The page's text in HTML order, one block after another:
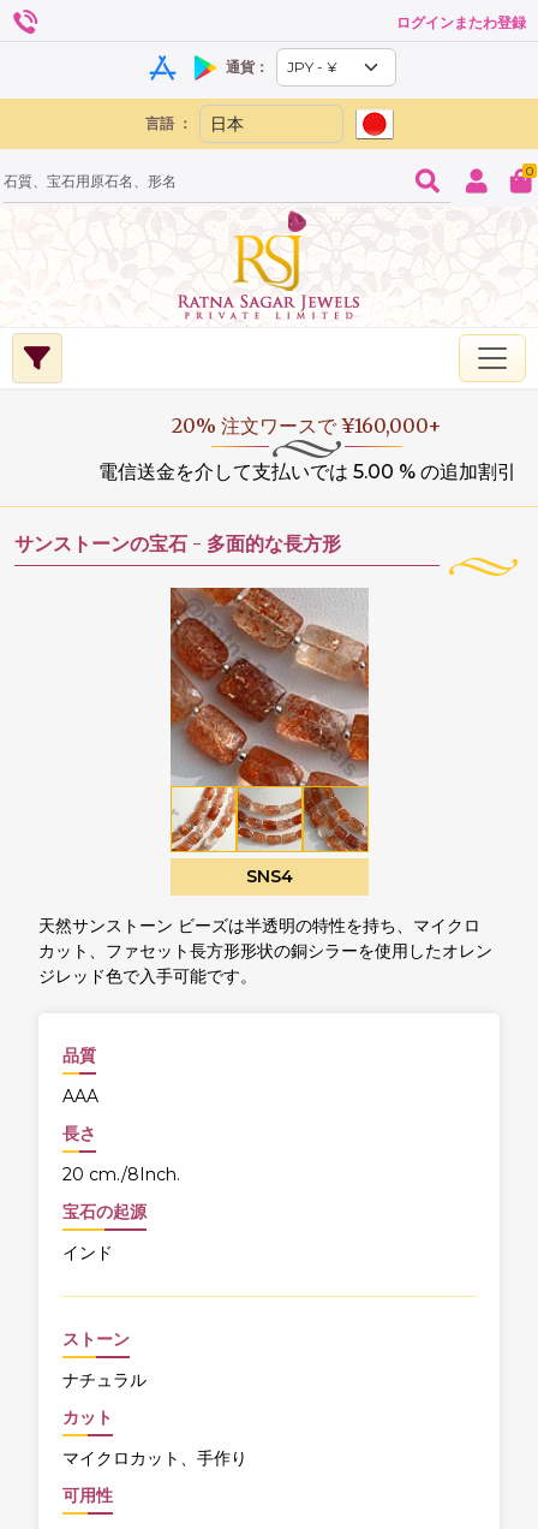
ログインまたわ登録
通貨：
言語 ：
0
20% 注文ワースで ¥160,000+
電信送金を介して支払いでは 5.00 % の追加割引
サンストーンの宝石 - 多面的な長方形
SNS4
天然サンストーン ビーズは半透明の特性を持ち、マイクロ
カット、ファセット長方形形状の銅シラーを使用したオレン
ジレッド色で入手可能です。
品質
AAA
長さ
20 cm./8Inch.
宝石の起源
インド
ストーン
ナチュラル
カット
マイクロカット、手作り
可用性